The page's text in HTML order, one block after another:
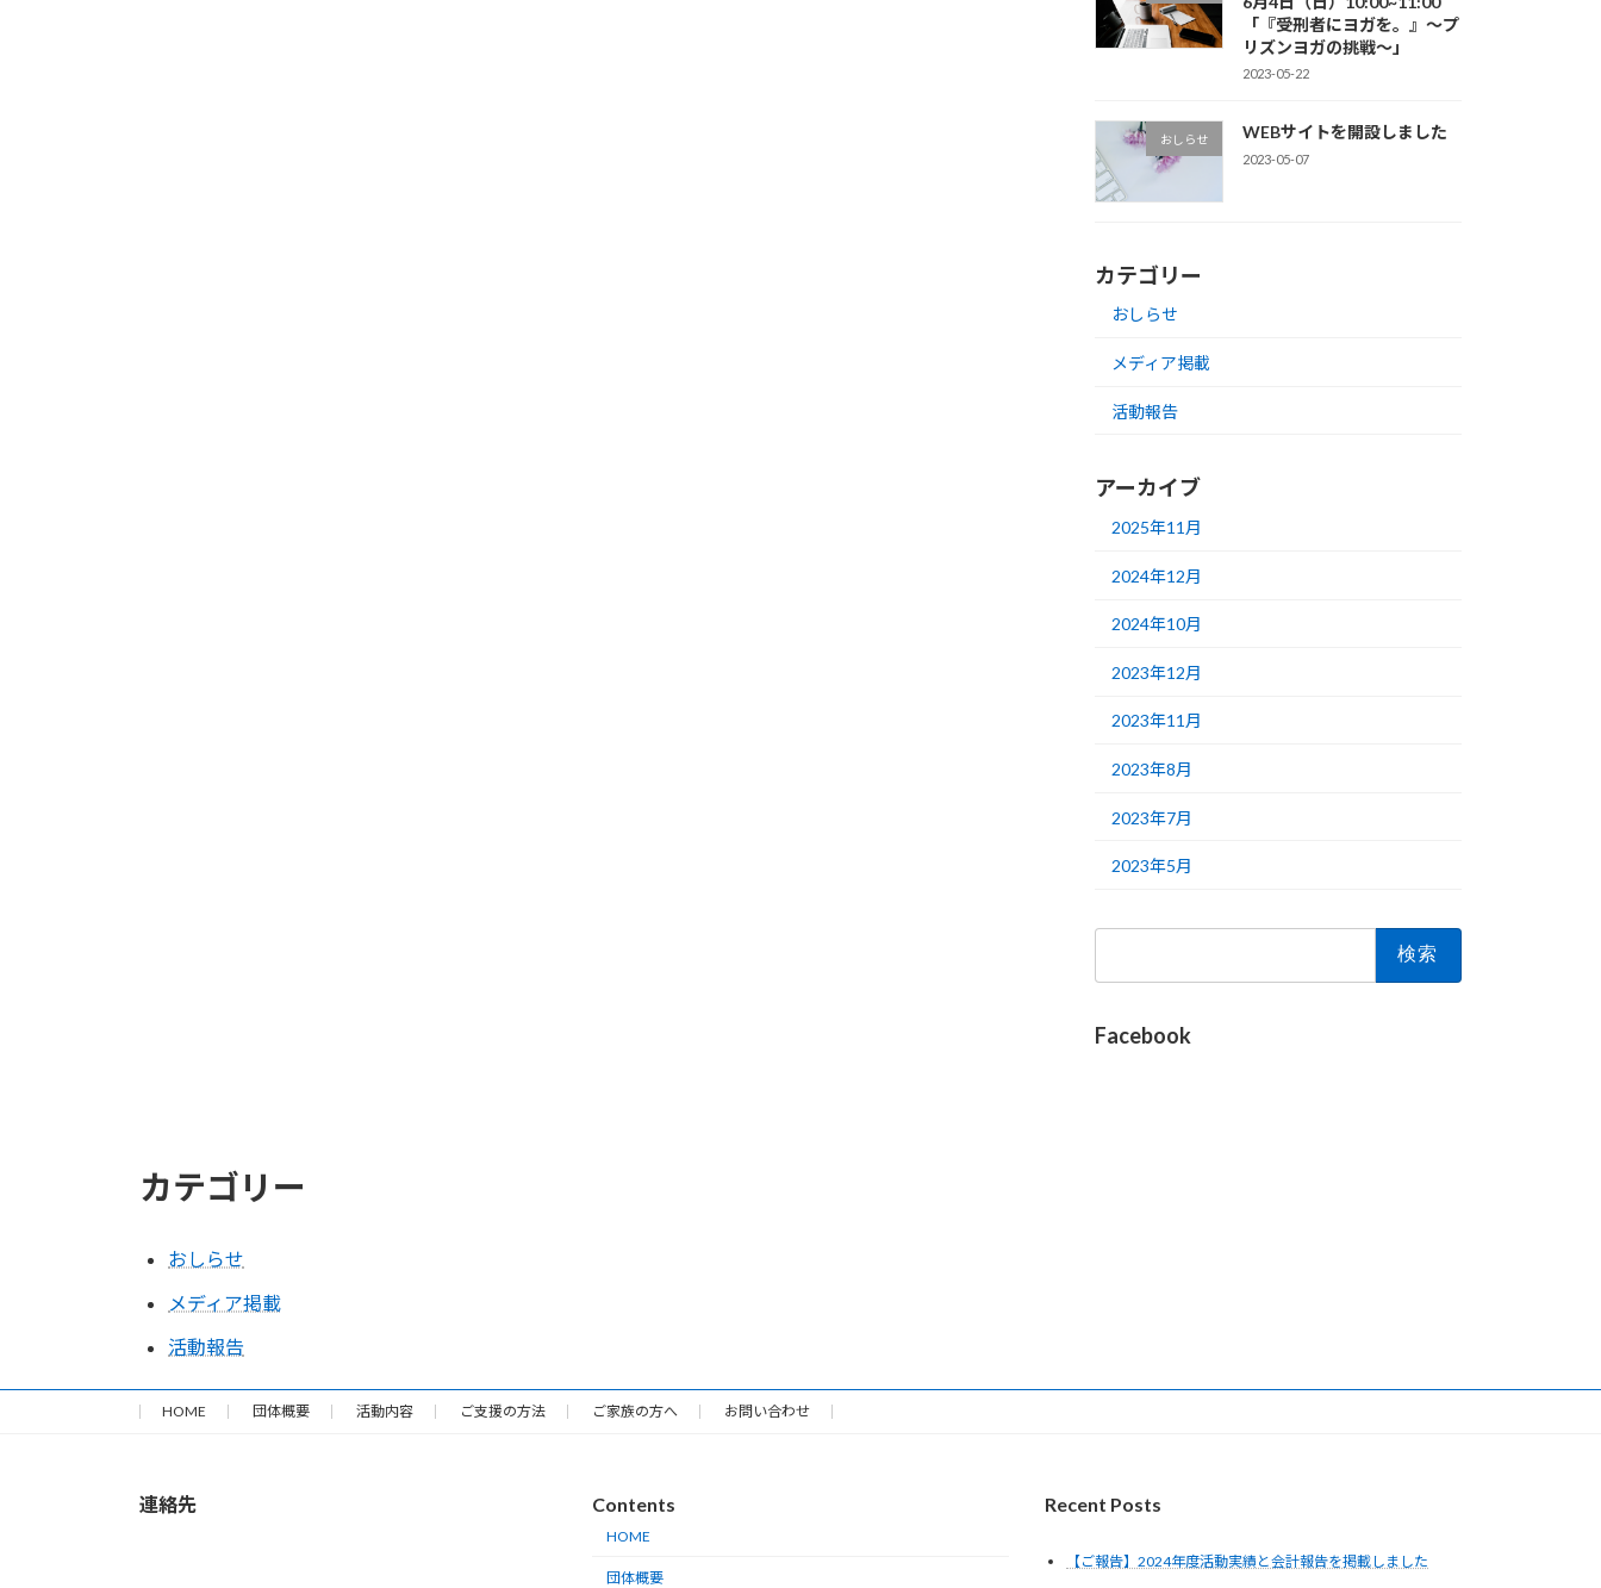
「『受刑者にヨガを。』～プ
リズンヨガの挑戦～」
2023-05-22
おしらせ WEBサイトを開設しました
2023-05-07
カテゴリー
おしらせ
メディア掲載
活動報告
アーカイブ
2025年11月
2024年12月
2024年10月
2023年12月
2023年11月
2023年8月
2023年7月
2023年5月
Facebook
カテゴリー
おしらせ
メディア掲載
活動報告
HOME 団体概要 活動内容 ご支援の方法 ご家族の方へ お問い合わせ
連絡先 Contents
HOME
団体概要
Recent Posts
【ご報告】2024年度活動実績と会計報告を掲載しました